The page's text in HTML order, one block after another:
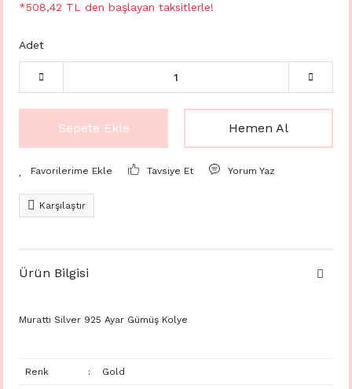
*508,42 TL den başlayan taksitlerle!
Adet
Sepete Ekle Hemen Al
Tavsiye Et Yorum Yaz
Karşılaştır
Ürün Bilgisi
Muratti Silver 925 Ayar Gümüş Kolye
Renk : Gold